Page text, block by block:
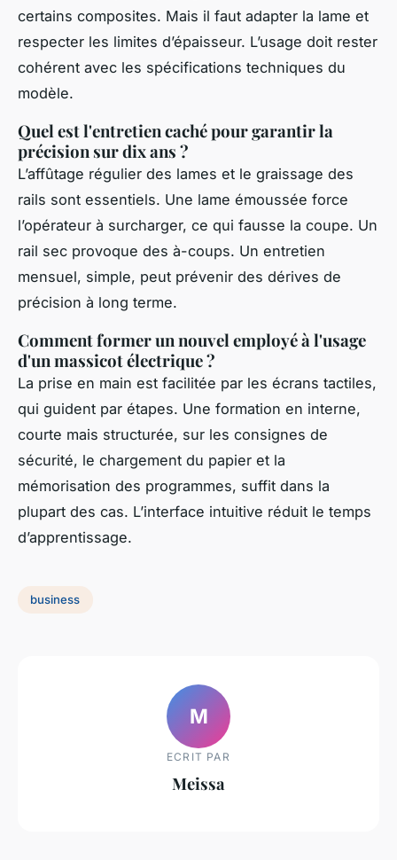
certains composites. Mais il faut adapter la lame et
respecter les limites d’épaisseur. L’usage doit rester
cohérent avec les spécifications techniques du
modèle.
Quel est l'entretien caché pour garantir la
précision sur dix ans ?
L’affûtage régulier des lames et le graissage des
rails sont essentiels. Une lame émoussée force
l’opérateur à surcharger, ce qui fausse la coupe. Un
rail sec provoque des à-coups. Un entretien
mensuel, simple, peut prévenir des dérives de
précision à long terme.
Comment former un nouvel employé à l'usage
d'un massicot électrique ?
La prise en main est facilitée par les écrans tactiles,
qui guident par étapes. Une formation en interne,
courte mais structurée, sur les consignes de
sécurité, le chargement du papier et la
mémorisation des programmes, suffit dans la
plupart des cas. L’interface intuitive réduit le temps
d’apprentissage.
business
M
ECRIT PAR
Meissa